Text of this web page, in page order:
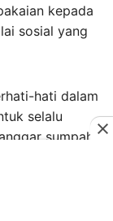
kepada
sosial yang
hati dalam
selalu
sumpah,